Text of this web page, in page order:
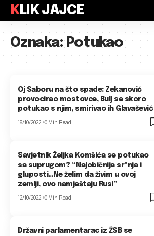
KLIK JAJCE
Oznaka:Potukao
Oj Saboru na što spade: Zekanović
provocirao mostovce, Bulj se skoro
potukao s njim, smirivao ih Glavašević
18/10/2022 0 Min Read
Savjetnik Željka Komšića se potukao
sa suprugom? “Najobičnija sr*nja i
gluposti…Ne želim da živim u ovoj
zemlji, ovo namještaju Rusi”
12/10/2022 0 Min Read
Državni parlamentarac iz ŽSB se